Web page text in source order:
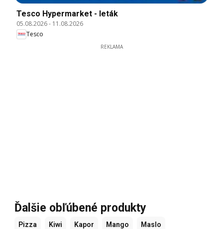
Tesco Hypermarket - leták
05.08.2026- 11.08.2026
Tesco
REKLAMA
Ďalšie obľúbené produkty
Pizza Kiwi Kapor Mango Maslo